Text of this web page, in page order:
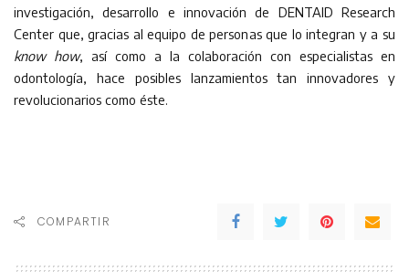
investigación, desarrollo e innovación de DENTAID Research
Center que, gracias al equipo de personas que lo integran y a su
know how, así como a la colaboración con especialistas en
odontología, hace posibles lanzamientos tan innovadores y
revolucionarios como éste.
COMPARTIR